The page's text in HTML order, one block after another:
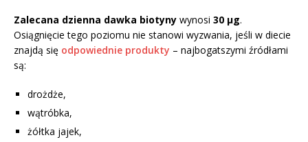
Zalecana dzienna dawka biotyny wynosi 30 µg.
Osiągnięcie tego poziomu nie stanowi wyzwania, jeśli w diecie
znajdą się odpowiednie produkty – najbogatszymi źródłami
są:
drożdże,
wątróbka,
żółtka jajek,